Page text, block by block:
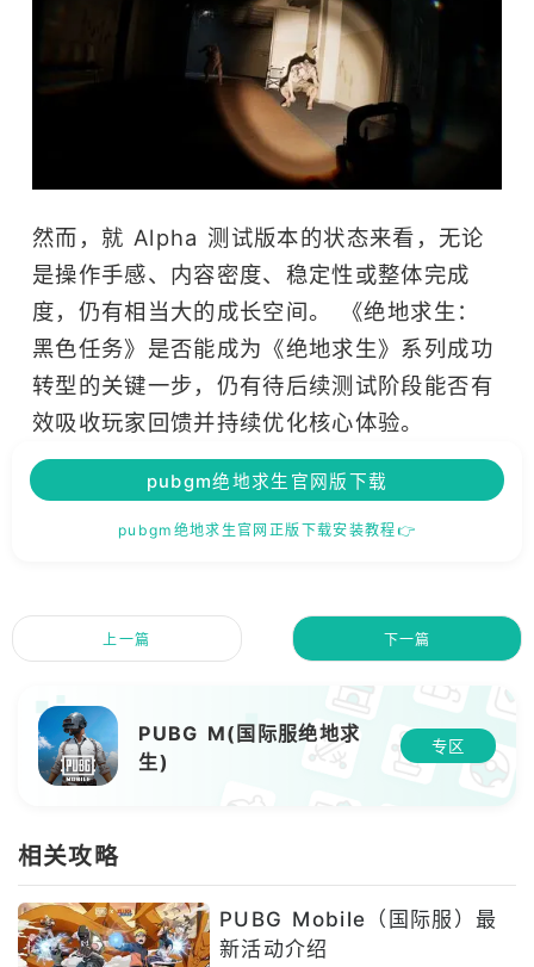
然而，就 Alpha 测试版本的状态来看，无论
是操作手感、内容密度、稳定性或整体完成
度，仍有相当大的成长空间。 《绝地求生：
黑色任务》是否能成为《绝地求生》系列成功
转型的关键一步，仍有待后续测试阶段能否有
效吸收玩家回馈并持续优化核心体验。
pubgm绝地求生官网版下载
pubgm绝地求生官网正版下载安装教程👉
上一篇 下一篇
PUBG M(国际服绝地求
生)
专区
相关攻略
PUBG Mobile（国际服）最
新活动介绍